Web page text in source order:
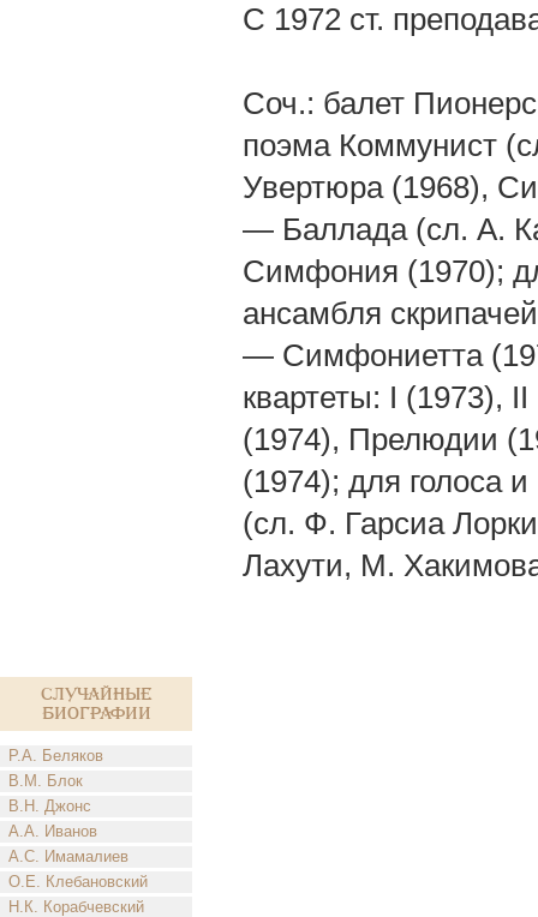
Случайные
биографии
Р.А. Беляков
В.М. Блок
В.Н. Джонс
А.А. Иванов
А.С. Имамалиев
О.Е. Клебановский
Н.К. Корабчевский
С 1972 ст.
Соч.: балет
поэма Коммунист
Увертюра (1968),
— Баллада (сл. А.
Симфония (1970);
ансамбля
— Симфониетта
квартеты: I (1973),
(1974), Прелюдии
(1974); для голоса
(сл. Ф. Гарсиа
Лахути, М.